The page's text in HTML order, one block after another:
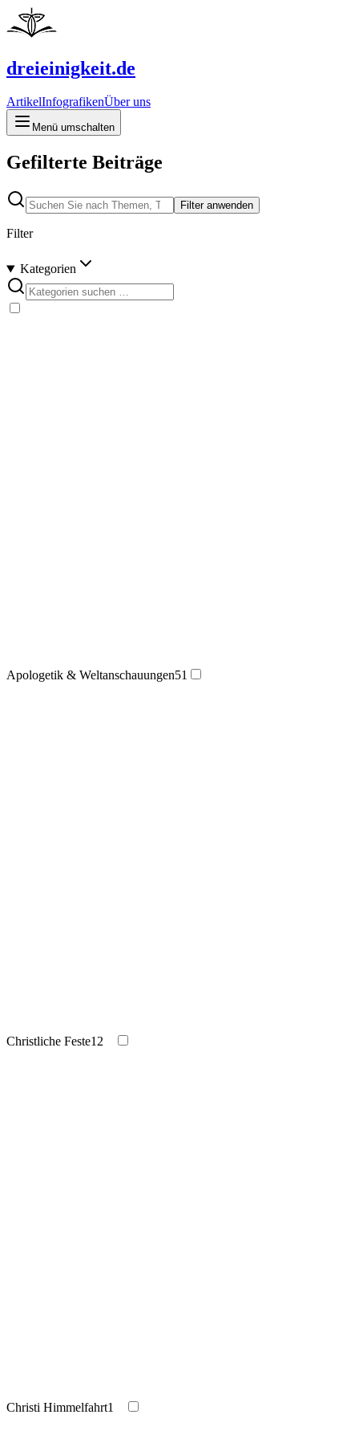
dreieinigkeit.de
ArtikelInfografikenÜber uns
Menü umschalten
Gefilterte Beiträge
Filter anwenden
Filter
Kategorien
Apologetik & Weltanschauungen51
Christliche Feste12
Christi Himmelfahrt1